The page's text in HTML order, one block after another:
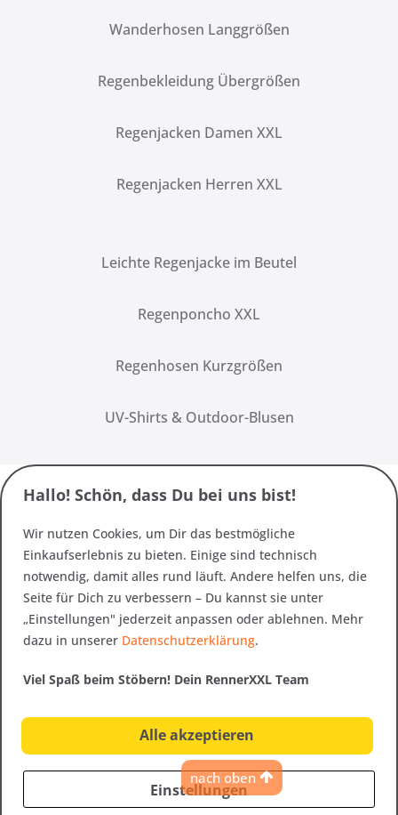
Wanderhosen Langgrößen
Regenbekleidung Übergrößen
Regenjacken Damen XXL
Regenjacken Herren XXL
Leichte Regenjacke im Beutel
Regenponcho XXL
Regenhosen Kurzgrößen
UV-Shirts & Outdoor-Blusen
Hallo! Schön, dass Du bei uns bist!
Wir nutzen Cookies, um Dir das bestmögliche
Einkaufserlebnis zu bieten. Einige sind technisch
notwendig, damit alles rund läuft. Andere helfen uns, die
Seite für Dich zu verbessern – Du kannst sie unter
„Einstellungen" jederzeit anpassen oder ablehnen. Mehr
dazu in unserer Datenschutzerklärung.
Viel Spaß beim Stöbern! Dein RennerXXL Team
Alle akzeptieren
Einstellungen
nach oben